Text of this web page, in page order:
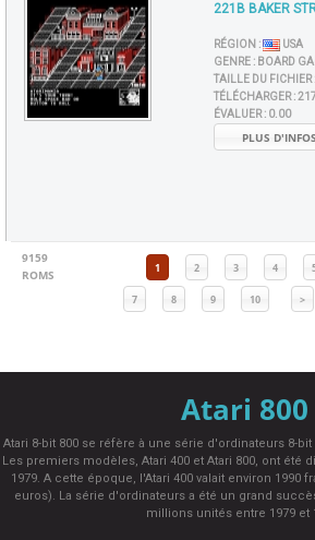
221B BAKER
RÉGION :
USA
GENRE : BOARD
TAILLE DU FICHIER
TÉLÉCHARGER :
ÉVALUER : 0.00
PLUS D'INFOS
9159
ROMS
1 2 3 4
7 8 9 10 >
Atari 800
Atari 8-bit 800 se réfère à une série d'ordinateurs 8-
Les premiers modèles, Atari 400 et Atari 800, ont été
1979. A cette époque, l'Atari 400 valait environ 1990
euros). La série d'ordinateurs a été un grand
millions unités entre 1979 et